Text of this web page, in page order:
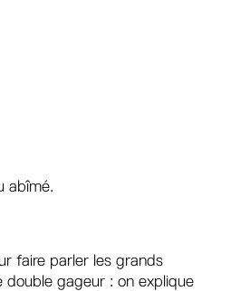
abîmé.
faire parler les grands
gageur : on explique